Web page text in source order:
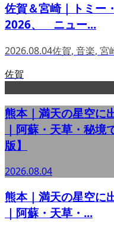
佐賀＆宮崎｜トミー
2026、 ニュー...
2026.08.04佐賀, 音楽, 宮
佐賀
熊本｜満天の星空に
｜阿蘇・天草・秘
版】
2026.08.04
熊本｜満天の星空に
｜阿蘇・天草・...